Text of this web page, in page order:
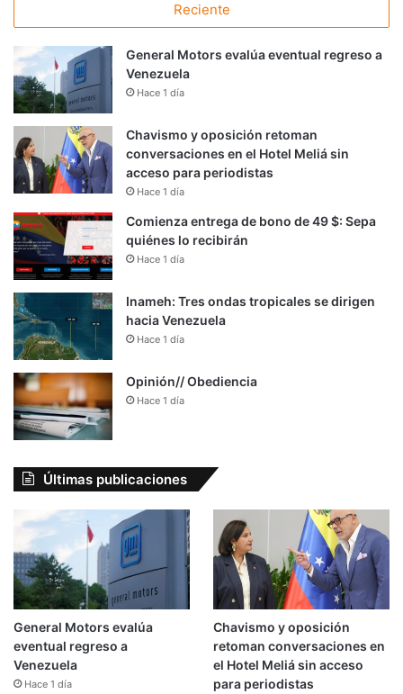
Reciente
General Motors evalúa eventual regreso a
Venezuela
Hace 1 día
Chavismo y oposición retoman
conversaciones en el Hotel Meliá sin
acceso para periodistas
Hace 1 día
Comienza entrega de bono de 49 $: Sepa
quiénes lo recibirán
Hace 1 día
Inameh: Tres ondas tropicales se dirigen
hacia Venezuela
Hace 1 día
Opinión// Obediencia
Hace 1 día
Últimas publicaciones
General Motors evalúa
eventual regreso a
Venezuela
Hace 1 día
Chavismo y oposición
retoman conversaciones en
el Hotel Meliá sin acceso
para periodistas